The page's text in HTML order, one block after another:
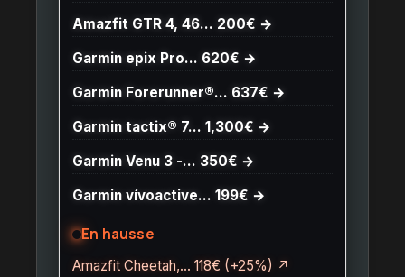
Amazfit GTR 4, 46… 200€ →
Garmin epix Pro… 620€ →
Garmin Forerunner®… 637€ →
Garmin tactix® 7… 1,300€ →
Garmin Venu 3 -… 350€ →
Garmin vívoactive… 199€ →
En hausse
Amazfit Cheetah,… 118€ (+25%) ↗